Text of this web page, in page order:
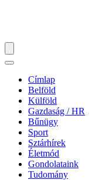
Címlap
Belföld
Külföld
Gazdaság / HR
Bűnügy
Sport
Sztárhírek
Életmód
Gondolataink
Tudomány